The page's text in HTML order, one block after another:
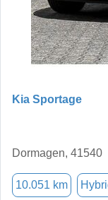
Kia Sportage
Dormagen, 41540
10.051 km